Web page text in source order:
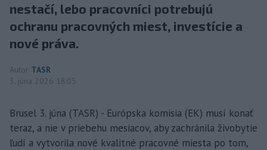
nestačí, lebo pracovníci potrebujú
ochranu pracovných miest, investície a
nové práva.
Autor TASR
3. júna 2026 18:05
Brusel 3. júna (TASR) - Európska komisia (EK) musí konať
teraz, a nie v priebehu mesiacov, aby zachránila živobytie
ľudí a vytvorila nové kvalitné pracovné miesta po tom,